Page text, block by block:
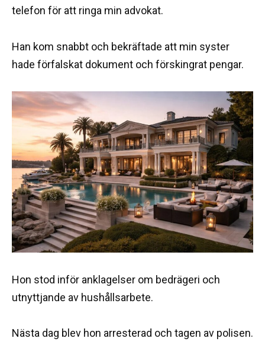
telefon för att ringa min advokat.
Han kom snabbt och bekräftade att min syster
hade förfalskat dokument och förskingrat pengar.
Hon stod inför anklagelser om bedrägeri och
utnyttjande av hushållsarbete.
Nästa dag blev hon arresterad och tagen av polisen.